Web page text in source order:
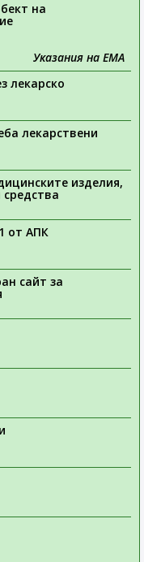
на
Указания на ЕМА
лекарско
лекарствени
изделия,
от АПК
сайт за